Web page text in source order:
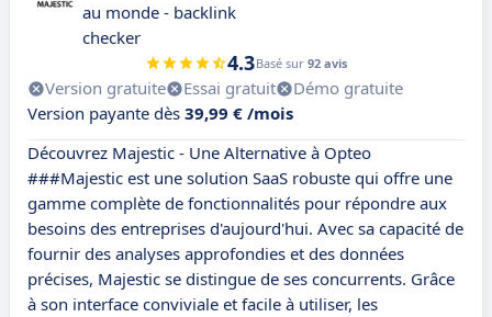
au monde - backlink
checker
4.3Basé sur 92 avis
Version gratuite Essai gratuit
Démo gratuite
Version payante dès 39,99 € /mois
Découvrez Majestic - Une Alternative à Opteo
###Majestic est une solution SaaS robuste qui offre une
gamme complète de fonctionnalités pour répondre aux
besoins des entreprises d'aujourd'hui. Avec sa capacité de
fournir des analyses approfondies et des données
précises, Majestic se distingue de ses concurrents. Grâce
à son interface conviviale et facile à utiliser, les